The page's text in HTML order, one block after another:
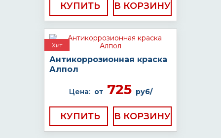
КУПИТЬ
Хит
Антикоррозионная краска
Алпол
Цена: от725 руб/
КУПИТЬ